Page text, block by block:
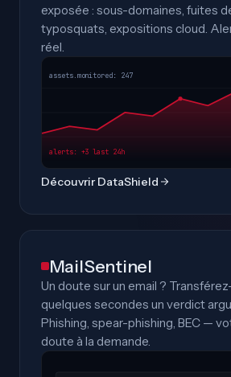
exposée : sous-domaines, fuites
typosquats, expositions cloud.
réel.
assets.monitored: 247
alerts: +3 last 24h
Découvrir DataShield
MailSentinel
Un doute sur un email ?
quelques secondes un verdict
Phishing, spear-phishing, BEC —
doute à la demande.